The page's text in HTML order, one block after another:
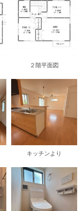
２階平面図
キッチンより